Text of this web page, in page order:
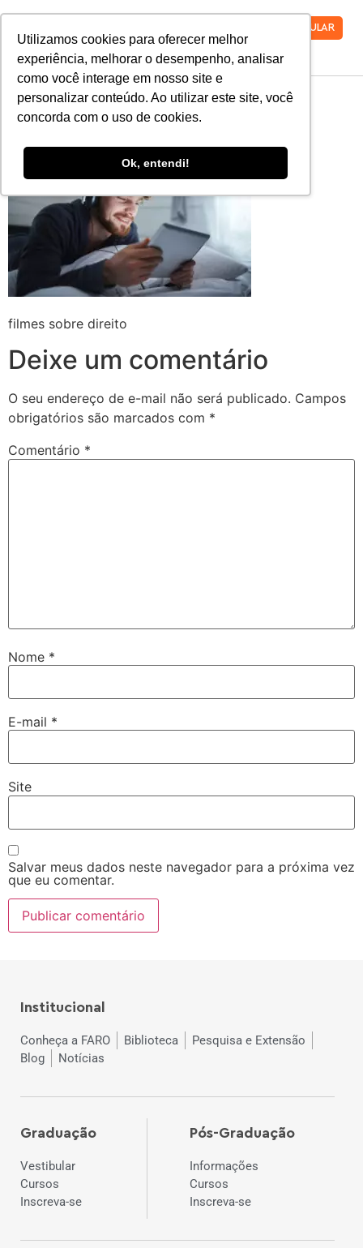
Utilizamos cookies para oferecer melhor
experiência, melhorar o desempenho, analisar
como você interage em nosso site e
personalizar conteúdo. Ao utilizar este site, você
concorda com o uso de cookies.
Ok, entendi!
VESTIBULAR
filmes sobre direito
filmes sobre direito
Deixe um comentário
O seu endereço de e-mail não será publicado. Campos
obrigatórios são marcados com *
Comentário *
Nome *
E-mail *
Site
Salvar meus dados neste navegador para a próxima vez
que eu comentar.
Institucional
Conheça a FARO Biblioteca
Pesquisa e Extensão
Blog
Notícias
Graduação
Vestibular
Cursos
Inscreva-se
Pós-Graduação
Informações
Cursos
Inscreva-se